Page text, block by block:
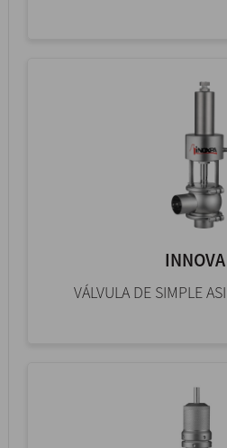
VÁLVULA DE SIMPLE